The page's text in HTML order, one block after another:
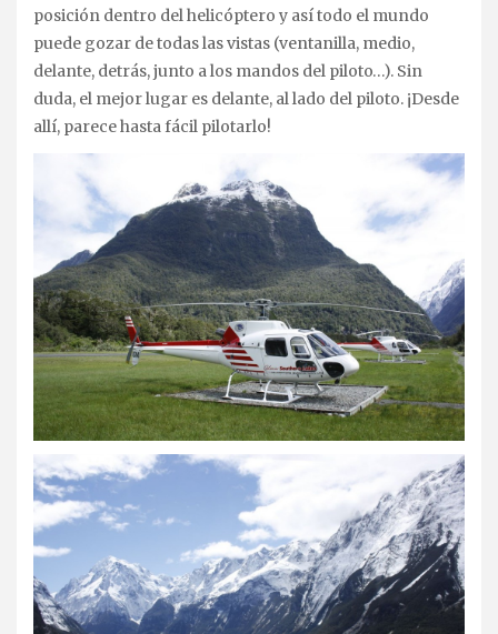
posición dentro del helicóptero y así todo el mundo
puede gozar de todas las vistas (ventanilla, medio,
delante, detrás, junto a los mandos del piloto…). Sin
duda, el mejor lugar es delante, al lado del piloto. ¡Desde
allí, parece hasta fácil pilotarlo!